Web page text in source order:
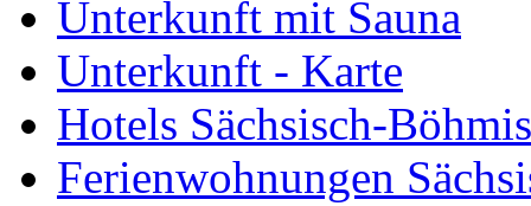
Unterkunft mit Sauna
Unterkunft - Karte
Hotels Sächsisch-
Ferienwohnungen